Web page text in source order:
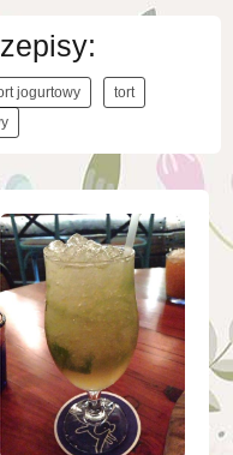
jogurtowy
tort